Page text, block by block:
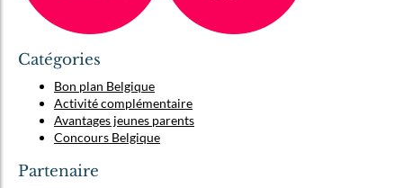
Catégories
Bon plan Belgique
Activité complémentaire
Avantages jeunes parents
Concours Belgique
Partenaire